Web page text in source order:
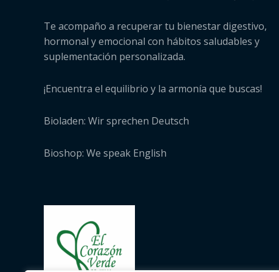
Te acompaño a recuperar tu bienestar digestivo,
hormonal y emocional con hábitos saludables y
suplementación personalizada.
¡Encuentra el equilibrio y la armonía que buscas!
Bioladen: Wir sprechen Deutsch
Bioshop: We speak English